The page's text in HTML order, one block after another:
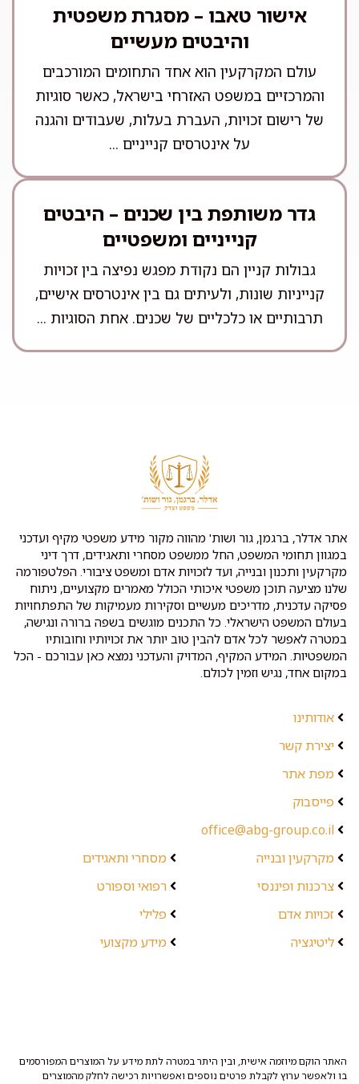
אישור טאבו – מסגרת משפטית
והיבטים מעשיים
עולם המקרקעין הוא אחד התחומים המורכבים
והמרכזיים במשפט האזרחי בישראל, כאשר סוגיות
של רישום זכויות, העברת בעלות, שעבודים והגנה
על אינטרסים קנייניים ...
גדר משותפת בין שכנים – היבטים
קנייניים ומשפטיים
גבולות קניין הם נקודת מפגש נפיצה בין זכויות
קנייניות שונות, ולעיתים גם בין אינטרסים אישיים,
תרבותיים או כלכליים של שכנים. אחת הסוגיות ...
אתר אדלר, ברגמן, גור ושות' מהווה מקור מידע משפטי מקיף ועדכני
במגוון תחומי המשפט, החל ממשפט מסחרי ותאגידים, דרך דיני
מקרקעין ותכנון ובנייה, ועד לזכויות אדם ומשפט ציבורי. הפלטפורמה
שלנו מציעה תוכן משפטי איכותי הכולל מאמרים מקצועיים, ניתוח
פסיקה עדכנית, מדריכים מעשיים וסקירות מעמיקות של התפתחויות
בעולם המשפט הישראלי. כל התכנים מוגשים בשפה ברורה ונגישה,
במטרה לאפשר לכל אדם להבין טוב יותר את זכויותיו וחובותיו
המשפטיות. המידע המקיף, המדויק והעדכני נמצא כאן עבורכם - הכל
במקום אחד, נגיש וזמין לכולם.
אודותינו
יצירת קשר
מפת אתר
פייסבוק
office@abg-group.co.il
מקרקעין ובנייה
צרכנות ופיננסי
זכויות אדם
ליטיגציה
מסחרי ותאגידים
רפואי וספורט
פלילי
מידע מקצועי
האתר הוקם מיוזמה אישית, ובין היתר במטרה לתת מידע על המוצרים המפורסמים
בו ולאפשר ערוץ לקבלת פרטים נוספים ואפשרויות רכישה לחלק מהמוצרים